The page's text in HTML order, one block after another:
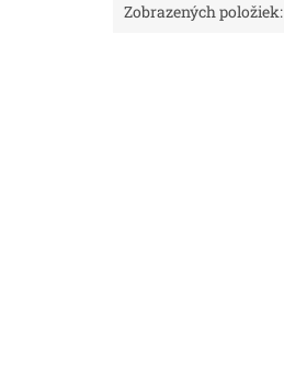
Zobrazených položiek: